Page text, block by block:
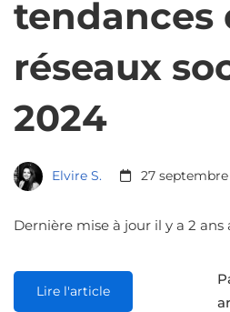
tendances
réseaux
2024
Elvire S. 27
Dernière mise à jour il y a 2 ans
Lire l'article